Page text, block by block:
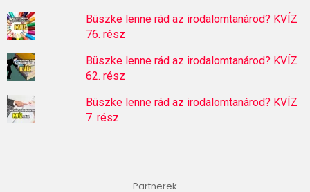
Büszke lenne rád az irodalomtanárod? KVÍZ
76. rész
Büszke lenne rád az irodalomtanárod? KVÍZ
62. rész
Büszke lenne rád az irodalomtanárod? KVÍZ
7. rész
Partnerek